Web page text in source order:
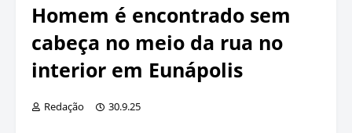
Homem é encontrado sem
cabeça no meio da rua no
interior em Eunápolis
Redação 30.9.25